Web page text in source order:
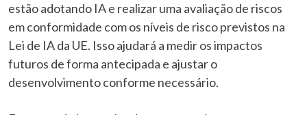
estão adotando IA e realizar uma avaliação de riscos
em conformidade com os níveis de risco previstos na
Lei de IA da UE. Isso ajudará a medir os impactos
futuros de forma antecipada e ajustar o
desenvolvimento conforme necessário.